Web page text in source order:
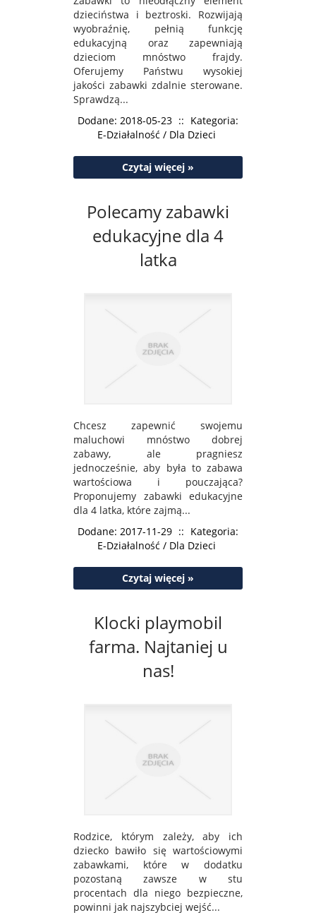
dzieciństwa i beztroski. Rozwijają
wyobraźnię, pełnią funkcję
edukacyjną oraz zapewniają
dzieciom mnóstwo frajdy.
Oferujemy Państwu wysokiej
jakości zabawki zdalnie sterowane.
Sprawdzą...
Dodane: 2018-05-23 :: Kategoria:
E-Działalność / Dla Dzieci
Czytaj więcej »
Polecamy zabawki
edukacyjne dla 4
latka
Chcesz zapewnić swojemu
maluchowi mnóstwo dobrej
zabawy, ale pragniesz
jednocześnie, aby była to zabawa
wartościowa i pouczająca?
Proponujemy zabawki edukacyjne
dla 4 latka, które zajmą...
Dodane: 2017-11-29 :: Kategoria:
E-Działalność / Dla Dzieci
Czytaj więcej »
Klocki playmobil
farma. Najtaniej u
nas!
Rodzice, którym zależy, aby ich
dziecko bawiło się wartościowymi
zabawkami, które w dodatku
pozostaną zawsze w stu
procentach dla niego bezpieczne,
powinni jak najszybciej wejść...